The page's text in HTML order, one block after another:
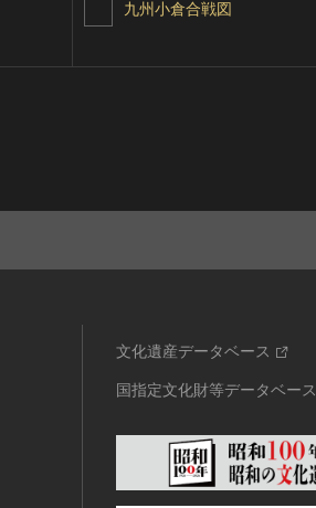
九州小倉合戦図
文化遺産データベース
国指定文化財等データベース